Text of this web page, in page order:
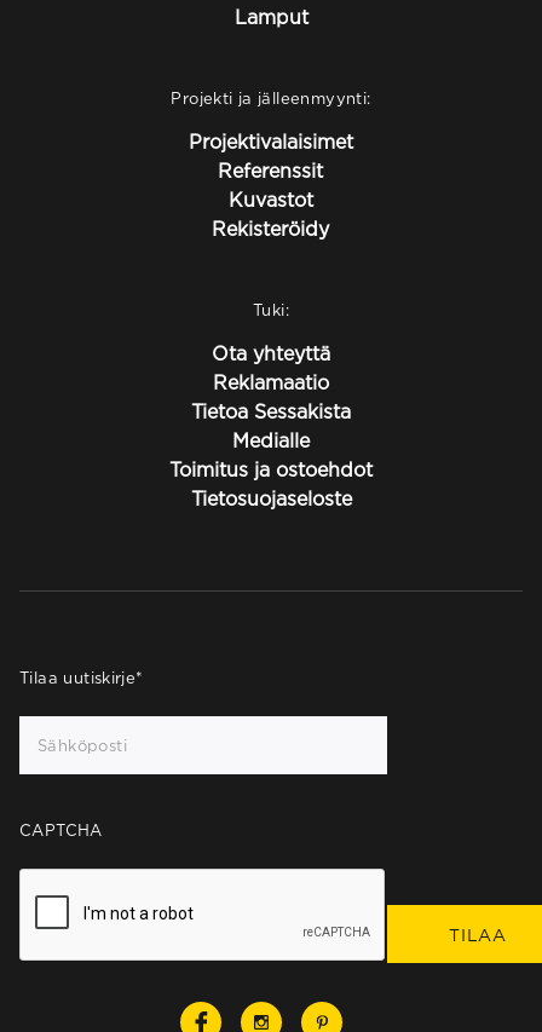
Lamput
Projekti ja jälleenmyynti:
Projektivalaisimet
Referenssit
Kuvastot
Rekisteröidy
Tuki:
Ota yhteyttä
Reklamaatio
Tietoa Sessakista
Medialle
Toimitus ja ostoehdot
Tietosuojaseloste
Tilaa uutiskirje*
CAPTCHA